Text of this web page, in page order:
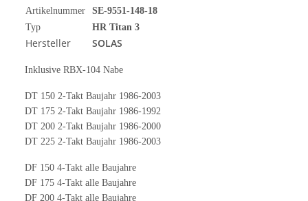
Artikelnummer
SE-9551-148-18
Typ
HR Titan 3
Hersteller SOLAS
Inklusive RBX-104 Nabe
DT 150 2-Takt Baujahr 1986-2003
DT 175 2-Takt Baujahr 1986-1992
DT 200 2-Takt Baujahr 1986-2000
DT 225 2-Takt Baujahr 1986-2003
DF 150 4-Takt alle Baujahre
DF 175 4-Takt alle Baujahre
DF 200 4-Takt alle Baujahre